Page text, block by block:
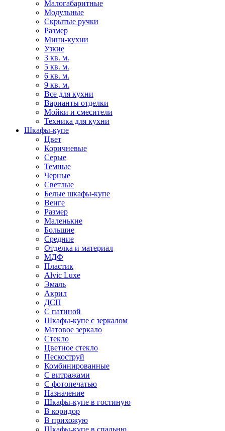
Малогабаритные
Модульные
Скрытые ручки
Размер
Мини-кухни
Узкие
3 кв. м.
5 кв. м.
6 кв. м.
9 кв. м.
Все для кухни
Варианты отделки
Мойки и смесители
Техника для кухни
Шкафы-купе
Цвет
Коричневые
Серые
Темные
Черные
Светлые
Белые шкафы-купе
Венге
Размер
Маленькие
Большие
Средние
Отделка и материал
МДФ
Пластик
Alvic Luxe
Эмаль
Акрил
ДСП
С патиной
Шкафы-купе с зеркалом
Матовое зеркало
Стекло
Цветное стекло
Пескоструй
Комбинированные
С витражами
С фотопечатью
Назначение
Шкафы-купе в гостиную
В коридор
В прихожую
Шкафы-купе в спальню